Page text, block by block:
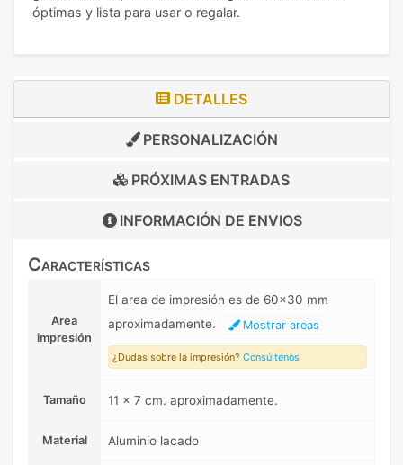
óptimas y lista para usar o regalar.
DETALLES
PERSONALIZACIÓN
PRÓXIMAS ENTRADAS
INFORMACIÓN DE ENVIOS
Características
Area
impresión
El area de impresión es de 60x30 mm
aproximadamente.
Mostrar areas
¿Dudas sobre la impresión? Consúltenos
Tamaño 11 x 7 cm. aproximadamente.
Material Aluminio lacado